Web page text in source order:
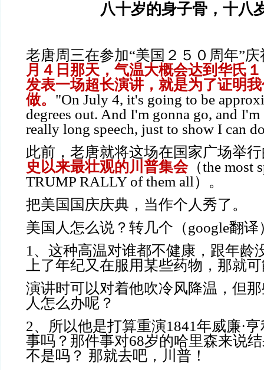
八十岁的身子骨，十八
老唐周三在参加“美国２５０周年”
月４日那天，气温大概会达到华氏
发表一场超长演讲，就是为了证明
做。 "On July 4, it's going to be
degrees out. And I'm gonna go, and I'm
really long speech, just to show I can
此前，老唐就将这场在国家广场举
史以来最壮观的川普集会（the most
TRUMP RALLY of them all）。
把美国国庆庆典，当作个人秀了。
美国人怎么说？转几个（google翻译
1、这种高温对谁都不健康，跟年龄
上了年纪又在服用某些药物，那就
演讲时可以对着他吹冷风降温，但
人怎么办呢？
2、所以他是打算重演1841年威廉·
事吗？那件事对68岁的哈里森来说
不是吗？ 那就去吧，川普！